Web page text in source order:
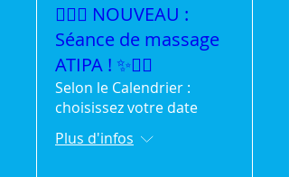
💆‍♀️✨ NOUVEAU :
Séance de massage
ATIPA ! ✨💆‍♂️
Selon le Calendrier :
choisissez votre date
Plus d'infos